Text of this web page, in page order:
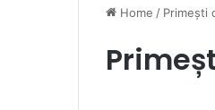
Home / Primești